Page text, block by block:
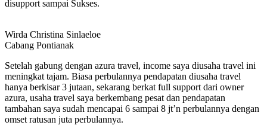
disupport sampai Sukses.
Wirda Christina Sinlaeloe
Cabang Pontianak
Setelah gabung dengan azura travel, income saya diusaha travel ini
meningkat tajam. Biasa perbulannya pendapatan diusaha travel
hanya berkisar 3 jutaan, sekarang berkat full support dari owner
azura, usaha travel saya berkembang pesat dan pendapatan
tambahan saya sudah mencapai 6 sampai 8 jt’n perbulannya dengan
omset ratusan juta perbulannya.